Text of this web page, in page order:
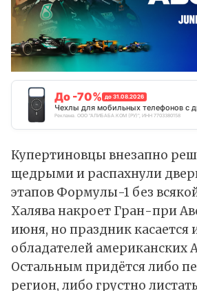
До -70% до 31.08.2026
Чехлы для мобильных телефонов с
Реклама. ООО "АЛИБАБА.КОМ (РУ)", ИНН 7703380158
Купертиновцы внезапно
щедрыми и распахнули
этапов Формулы-1 без
Халява накроет Гран-при
июня, но праздник касается
обладателей американских
Остальным придётся либо
регион, либо грустно